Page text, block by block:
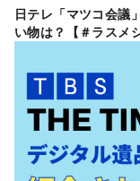
日テレ「マツコ会議
い物は？【＃ラスメ